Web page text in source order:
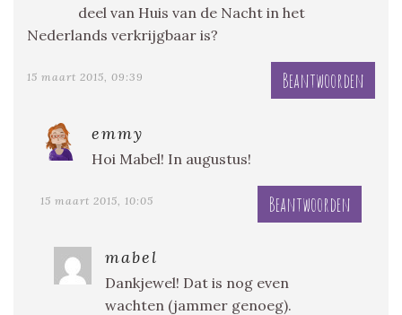
deel van Huis van de Nacht in het
Nederlands verkrijgbaar is?
15 maart 2015, 09:39 Beantwoorden
emmy
Hoi Mabel! In augustus!
15 maart 2015, 10:05 Beantwoorden
mabel
Dankjewel! Dat is nog even
wachten (jammer genoeg).